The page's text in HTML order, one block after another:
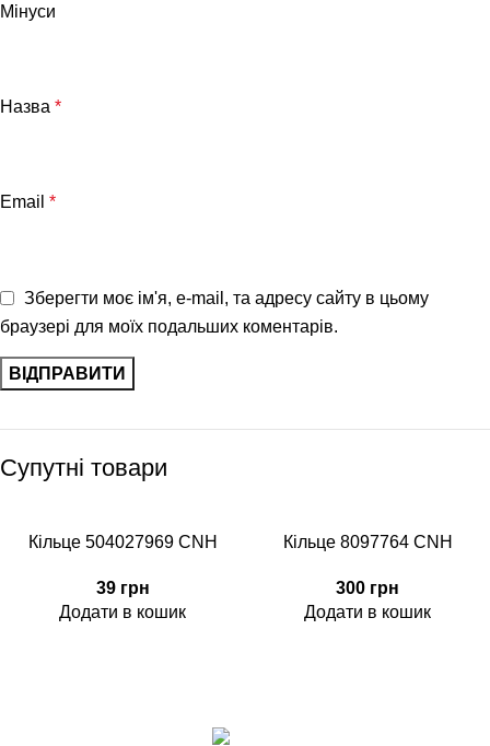
Мінуси
Назва *
Email *
Зберегти моє ім'я, e-mail, та адресу сайту в цьому
браузері для моїх подальших коментарів.
Супутні товари
Кільце 504027969 CNH
39грн
Додати в кошик
Кільце 8097764 CNH
300 грн
Додати в кошик